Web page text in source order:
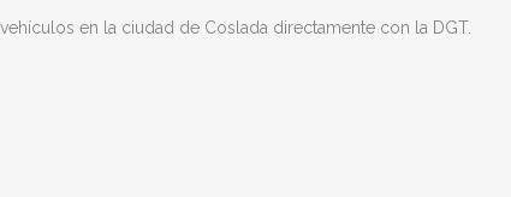
en la ciudad de Coslada directamente con la DGT.